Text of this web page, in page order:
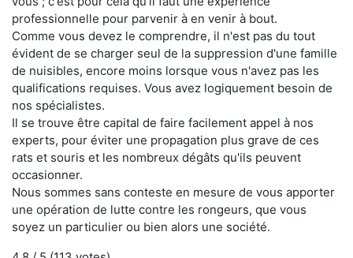
professionnelle pour parvenir à en venir à bout.
Comme vous devez le comprendre, il n'est pas du tout
évident de se charger seul de la suppression d'une famille
de nuisibles, encore moins lorsque vous n'avez pas les
qualifications requises. Vous avez logiquement besoin de
nos spécialistes.
Il se trouve être capital de faire facilement appel à nos
experts, pour éviter une propagation plus grave de ces
rats et souris et les nombreux dégâts qu'ils peuvent
occasionner.
Nous sommes sans conteste en mesure de vous apporter
une opération de lutte contre les rongeurs, que vous
soyez un particulier ou bien alors une société.